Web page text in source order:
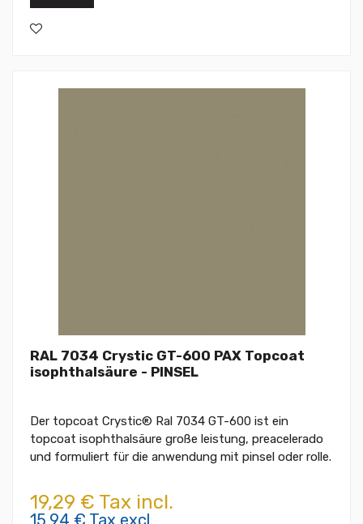
RAL 7034 Crystic GT-600 PAX Topcoat
isophthalsäure - PINSEL
Der topcoat Crystic® Ral 7034 GT-600 ist ein
topcoat isophthalsäure große leistung, preacelerado
und formuliert für die anwendung mit pinsel oder rolle.
19,29 € Tax incl.
15,94 € Tax excl.